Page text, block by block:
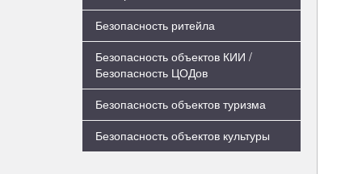
Безопасность ритейла
Безопасность объектов КИИ /
Безопасность ЦОДов
Безопасность объектов туризма
Безопасность объектов культуры